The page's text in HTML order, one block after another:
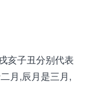
亥子丑分别代表
月,辰月是三月,